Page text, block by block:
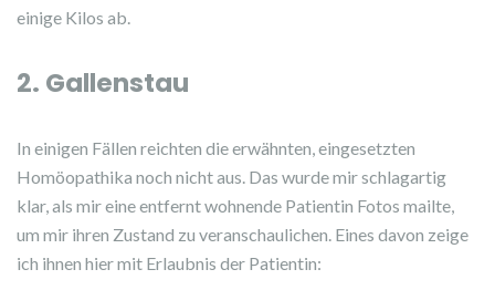
einige Kilos ab.
2. Gallenstau
In einigen Fällen reichten die erwähnten, eingesetzten
Homöopathika noch nicht aus. Das wurde mir schlagartig
klar, als mir eine entfernt wohnende Patientin Fotos mailte,
um mir ihren Zustand zu veranschaulichen. Eines davon zeige
ich ihnen hier mit Erlaubnis der Patientin: